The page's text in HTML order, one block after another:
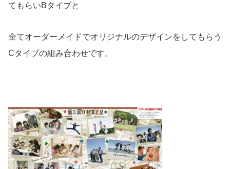
てもらいBタイプと
全てオーダーメイドでオリジナルのデザインをしてもらう
Cタイプの組み合わせです。